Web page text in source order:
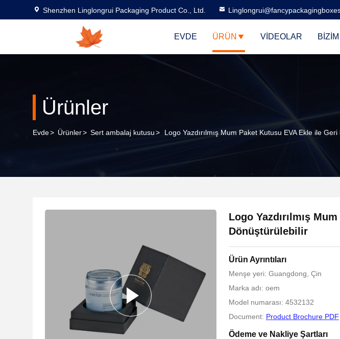
Shenzhen Linglongrui Packaging Product Co., Ltd.
EVDE ÜRÜN VIDEOLAR
Ürünler
Evde> Ürünler> Sert ambalaj kutusu> Logo Yazdırılmış Mum Paket Kutusu EVA Ekle ile
Logo Yazdırılmış
Dönüştürülebilir
Ürün Ayrıntıları
Menşe yeri: Guangdong, Çin
Marka adı: oem
Model numarası: 4532132
Document: Product Brochure PDF
Ödeme ve Nakliye Şartları